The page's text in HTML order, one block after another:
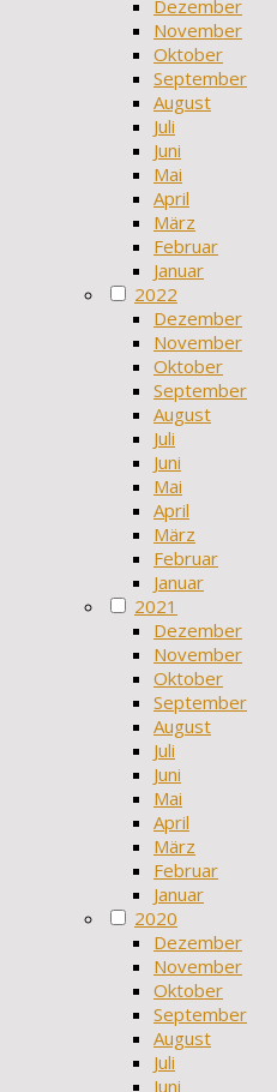
Dezember
November
Oktober
September
August
Juli
Juni
Mai
April
März
Februar
Januar
2022
Dezember
November
Oktober
September
August
Juli
Juni
Mai
April
März
Februar
Januar
2021
Dezember
November
Oktober
September
August
Juli
Juni
Mai
April
März
Februar
Januar
2020
Dezember
November
Oktober
September
August
Juli
Juni